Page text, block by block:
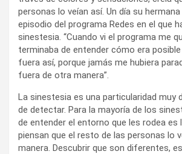
personas lo veían así. Un día su
episodio del programa Redes en el que
sinestesia. “Cuando vi el programa me
terminaba de entender cómo era posible
fuera así, porque jamás me hubiera
fuera de otra manera”.
La sinestesia es una particularidad muy
de detectar. Para la mayoría de los
de entender el entorno que les rodea es
piensan que el resto de las personas lo
manera. Descubrir que son diferentes,